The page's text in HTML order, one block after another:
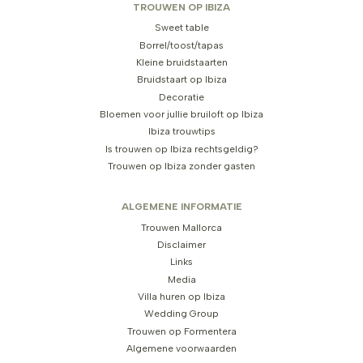
TROUWEN OP IBIZA
Sweet table
Borrel/toost/tapas
Kleine bruidstaarten
Bruidstaart op Ibiza
Decoratie
Bloemen voor jullie bruiloft op Ibiza
Ibiza trouwtips
Is trouwen op Ibiza rechtsgeldig?
Trouwen op Ibiza zonder gasten
ALGEMENE INFORMATIE
Trouwen Mallorca
Disclaimer
Links
Media
Villa huren op Ibiza
Wedding Group
Trouwen op Formentera
Algemene voorwaarden